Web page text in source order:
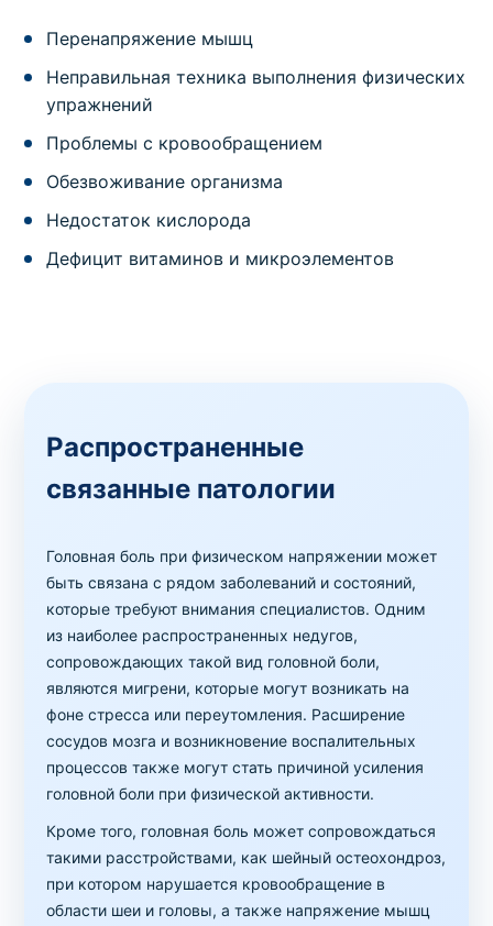
Перенапряжение мышц
Неправильная техника выполнения физических
упражнений
Проблемы с кровообращением
Обезвоживание организма
Недостаток кислорода
Дефицит витаминов и микроэлементов
Распространенные
связанные патологии
Головная боль при физическом напряжении может
быть связана с рядом заболеваний и состояний,
которые требуют внимания специалистов. Одним
из наиболее распространенных недугов,
сопровождающих такой вид головной боли,
являются мигрени, которые могут возникать на
фоне стресса или переутомления. Расширение
сосудов мозга и возникновение воспалительных
процессов также могут стать причиной усиления
головной боли при физической активности.
Кроме того, головная боль может сопровождаться
такими расстройствами, как шейный остеохондроз,
при котором нарушается кровообращение в
области шеи и головы, а также напряжение мышц